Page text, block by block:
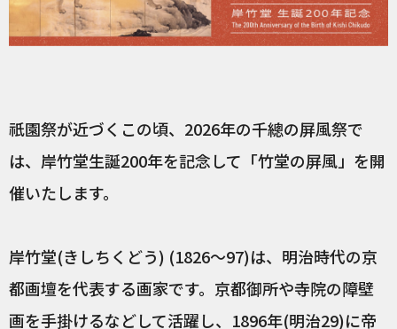
祇園祭が近づくこの頃、2026年の千總の屏風祭で
は、岸竹堂生誕200年を記念して「竹堂の屏風」を開
催いたします。
岸竹堂(きしちくどう) (1826〜97)は、明治時代の京
都画壇を代表する画家です。京都御所や寺院の障壁
画を手掛けるなどして活躍し、1896年(明治29)に帝